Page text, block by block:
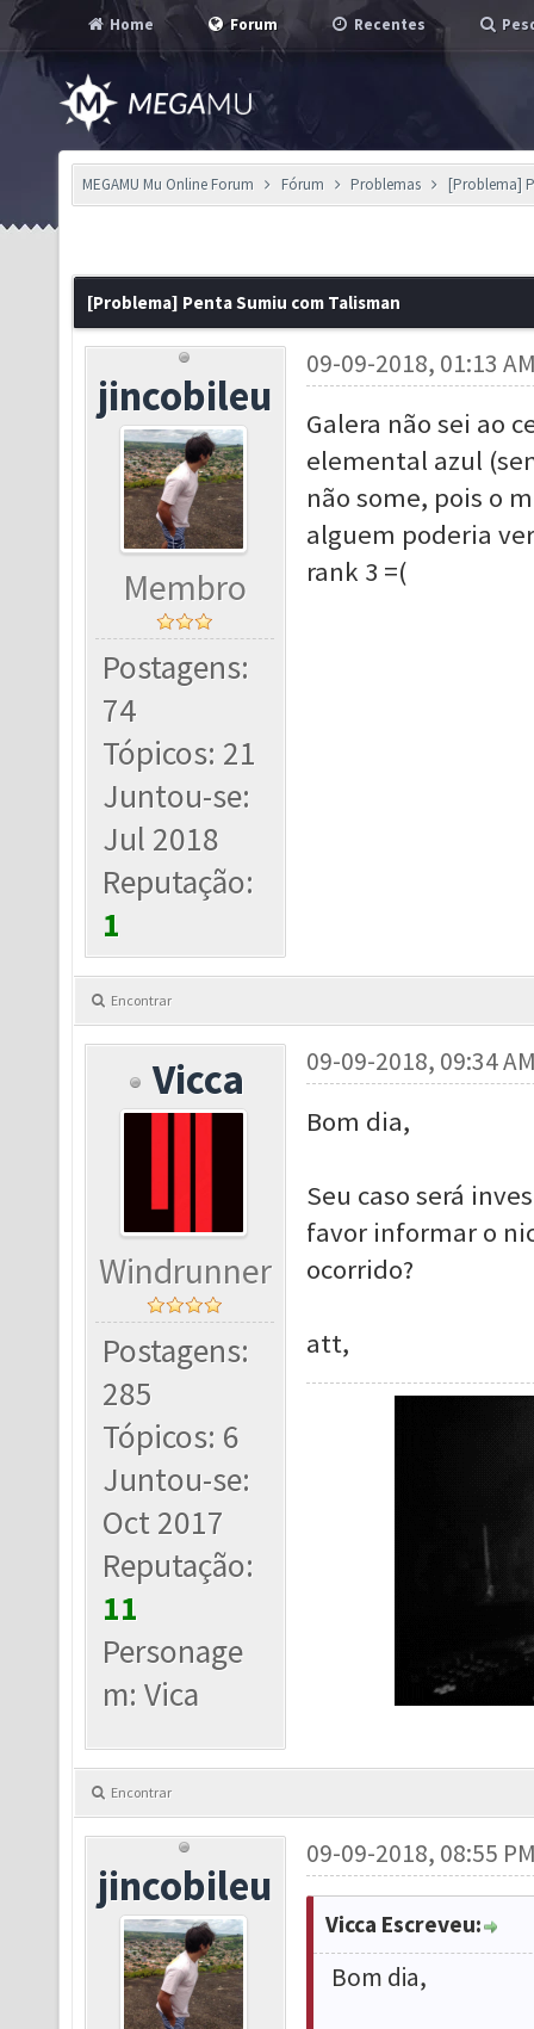
Home Forum Recentes
MEGAMU Mu Online Forum Fórum Problemas [Problema]
[Problema] Penta Sumiu com Talisman
jincobileu
Membro
Postagens:
74
Tópicos: 21
Juntou-se:
Jul 2018
Reputação:
1
09-09-2018, 01:13
Galera não sei ao
elemental azul
não some, pois o
alguem poderia
rank 3 =(
Encontrar
Vicca
Windrunner
Postagens:
285
Tópicos: 6
Juntou-se:
Oct 2017
Reputação:
11
Personage
m: Vica
09-09-2018, 09:34
Bom dia,
Seu caso será
favor informar o
ocorrido?
att,
Encontrar
jincobileu
09-09-2018, 08:55
Vicca Escreveu:
Bom dia,